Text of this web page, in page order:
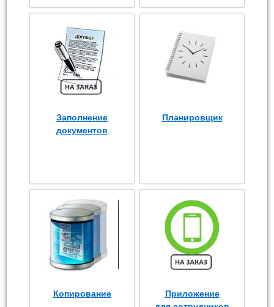
Заполнение
документов
Планировщик
Копирование
Приложение